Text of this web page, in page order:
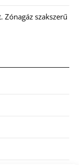
Zónagáz szakszerű